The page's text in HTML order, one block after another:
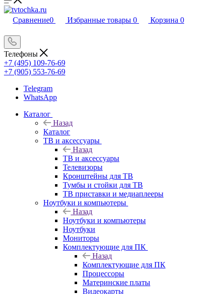
Сравнение0 Избранные товары 0 Корзина 0
Телефоны
+7 (495) 109-76-69
+7 (905) 553-76-69
Telegram
WhatsApp
Каталог
Назад
Каталог
ТВ и аксессуары
Назад
ТВ и аксессуары
Телевизоры
Кронштейны для ТВ
Тумбы и стойки для ТВ
ТВ приставки и медиаплееры
Ноутбуки и компьютеры
Назад
Ноутбуки и компьютеры
Ноутбуки
Мониторы
Комплектующие для ПК
Назад
Комплектующие для ПК
Процессоры
Материнские платы
Видеокарты